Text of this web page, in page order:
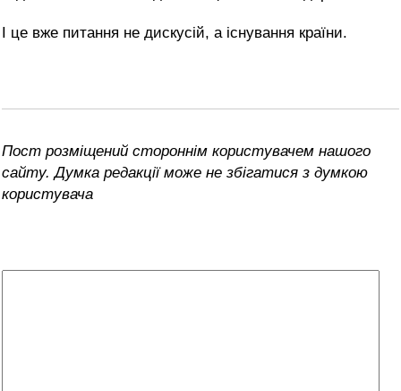
І це вже питання не дискусій, а існування країни.
Пост розміщений стороннім користувачем нашого
сайту. Думка редакції може не збігатися з думкою
користувача